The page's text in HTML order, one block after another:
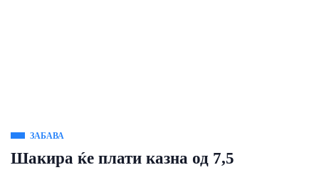
ЗАБАВА
Шакира ќе плати казна од 7,5